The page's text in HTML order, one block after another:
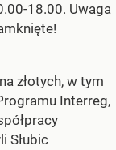
18.00. Uwaga
złotych, w tym
Interreg,
Słubic